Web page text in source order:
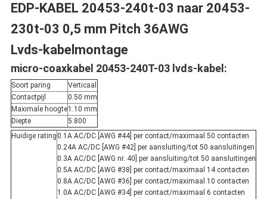
EDP-KABEL 20453-240t-03 naar 20453-
230t-03 0,5 mm Pitch 36AWG
Lvds-kabelmontage
micro-coaxkabel 20453-240T-03 lvds-kabel:
Soort paring
Verticaal
Contactpijl
0.50 mm
Maximale hoogte1.10 mm
Diepte
5.800
Huidige rating0.1A AC/DC [AWG #44] per contact/maximaal 50 contacten
0.24A AC/DC [AWG #42] per aansluiting/tot 50 aansluitingen
0.3A AC/DC [AWG nr. 40] per aansluiting/tot 50 aansluitingen
0.5A AC/DC [AWG #38] per contact/maximaal 14 contacten
0.8A AC/DC [AWG #36] per contact/maximaal 10 contacten
1.0A AC/DC [AWG #34] per contact/maximaal 6 contacten